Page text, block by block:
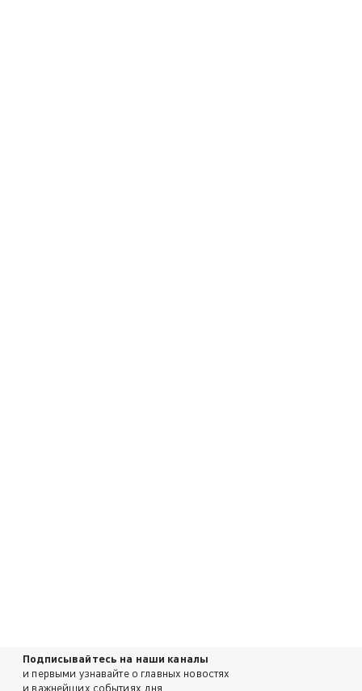
Подписывайтесь на наши каналы
и первыми узнавайте о главных новостях
и важнейших событиях дня.